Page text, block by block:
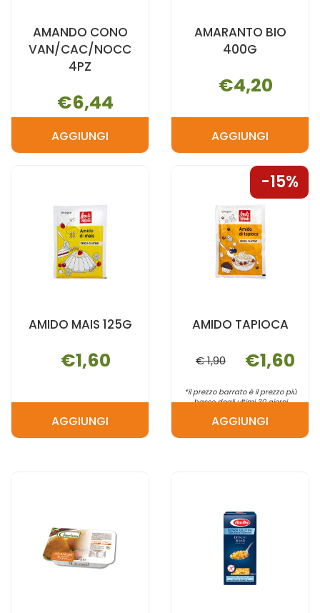
AMANDO CONO
VAN/CAC/NOCC
4PZ
€6,44
AGGIUNGIAGGIUNGI AMANDO
4PZ AL
CARRELLO
AMARANTO BIO
400G
€4,20
AGGIUNGIAGGIUNGI
BIO
400G AL
CARRELLO
AMIDO MAIS 125G
€1,60
AGGIUNGIAGGIUNGI AMIDO
AMIDO TAPIOCA
15%
€ 1,90 €1,60
*il prezzo barrato è il prezzo più
basso degli ultimi 30 giorni
AGGIUNGIAGGIUNGI